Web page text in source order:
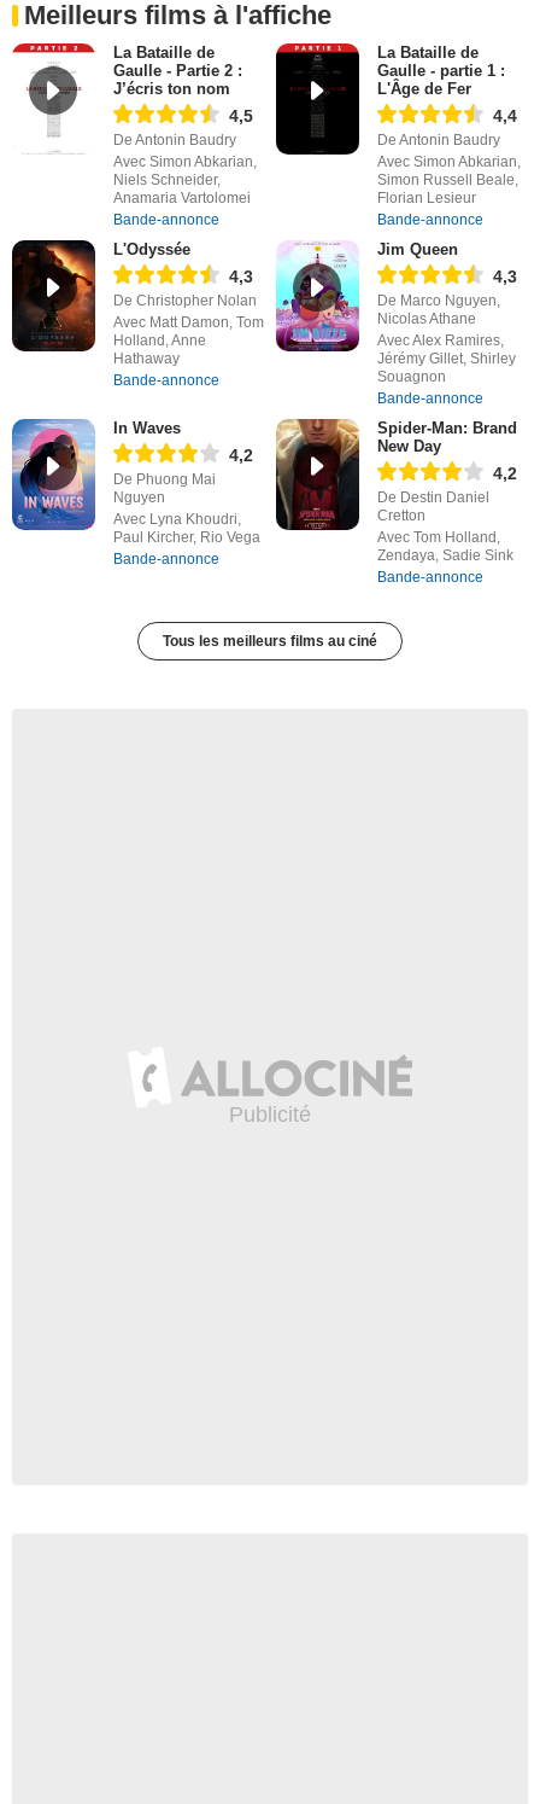
Meilleurs films à l'affiche
La Bataille de
Gaulle - Partie 2 :
J’écris ton nom
4,5
De Antonin Baudry
Avec Simon Abkarian,
Niels Schneider,
Anamaria Vartolomei
Bande-annonce
La Bataille de
Gaulle - partie 1 :
L'Âge de Fer
4,4
De Antonin Baudry
Avec Simon Abkarian,
Simon Russell Beale,
Florian Lesieur
Bande-annonce
L'Odyssée
4,3
De Christopher Nolan
Avec Matt Damon, Tom
Holland, Anne
Hathaway
Bande-annonce
Jim Queen
4,3
De Marco Nguyen,
Nicolas Athane
Avec Alex Ramires,
Jérémy Gillet, Shirley
Souagnon
Bande-annonce
In Waves
4,2
De Phuong Mai
Nguyen
Avec Lyna Khoudri,
Paul Kircher, Rio Vega
Bande-annonce
Spider-Man: Brand
New Day
4,2
De Destin Daniel
Cretton
Avec Tom Holland,
Zendaya, Sadie Sink
Bande-annonce
Tous les meilleurs films au ciné